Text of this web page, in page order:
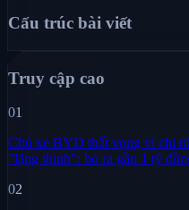
Cấu trúc bài viết
Truy cập cao
01
Chủ xe BYD thất vọng vì chi
"lặng thinh": bỏ ra gần 1 tỷ
02